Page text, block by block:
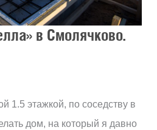
в Смолячково.
1.5 этажкой, по соседству в
дом, на который я давно